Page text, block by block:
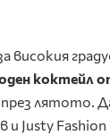
високия
коктейл
лятото.
и Justy Fashion